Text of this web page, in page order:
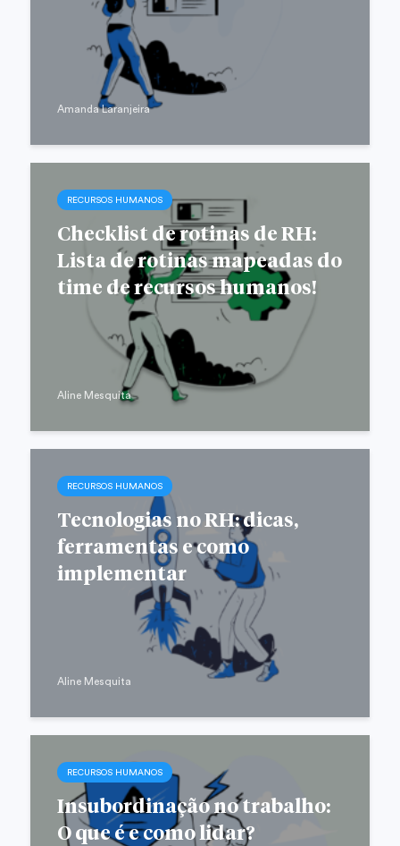
Amanda Laranjeira
RECURSOS HUMANOS
Checklist de rotinas de RH:
Lista de rotinas mapeadas do
time de recursos humanos!
Aline Mesquita
RECURSOS HUMANOS
Tecnologias no RH: dicas,
ferramentas e como
implementar
Aline Mesquita
RECURSOS HUMANOS
Insubordinação no trabalho:
O que é e como lidar?